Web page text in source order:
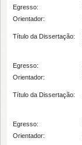
Egresso:
Orientador:
Título da Dissertação:
Egresso:
Orientador:
Título da Dissertação:
Egresso:
Orientador: